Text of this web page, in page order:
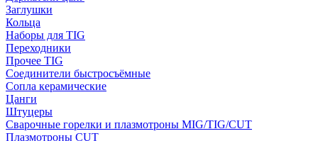
Заглушки
Кольца
Наборы для TIG
Переходники
Прочее TIG
Соединители быстросъёмные
Сопла керамические
Цанги
Штуцеры
Сварочные горелки и плазмотроны MIG/TIG/CUT
Плазмотроны CUT